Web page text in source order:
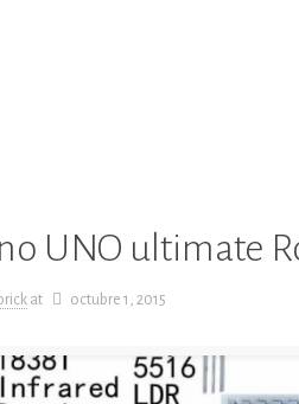
UNO ultimate
at octubre 1, 2015